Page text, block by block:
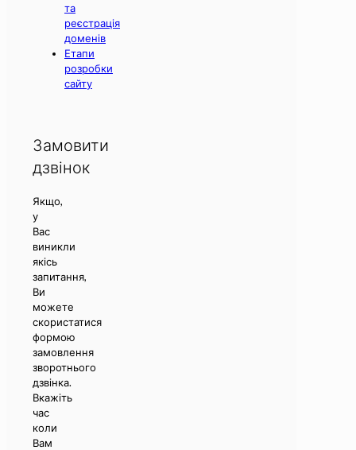
та
реєстрація
доменів
Етапи
розробки
сайту
Замовити
дзвінок
Якщо,
у
Вас
виникли
якісь
запитання,
Ви
можете
скористатися
формою
замовлення
зворотнього
дзвінка.
Вкажіть
час
коли
Вам